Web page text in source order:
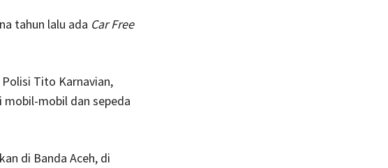
tahun lalu ada Car Free
Tito Karnavian,
mobil dan sepeda
di Banda Aceh, di